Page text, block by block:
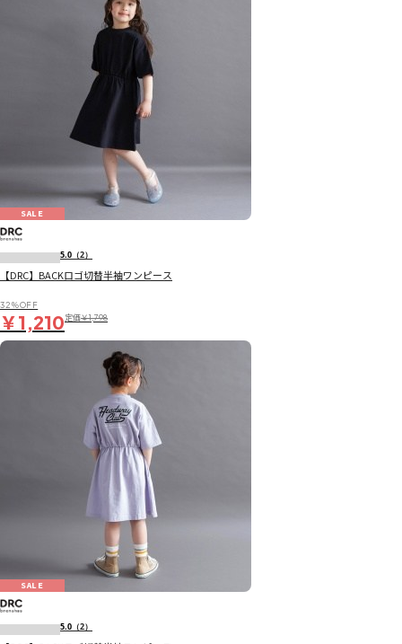
SALE
5.0 （2）
【DRC】BACKロゴ切替半袖ワンピース
32％OFF
￥1,210定価￥1,798
SALE
5.0 （2）